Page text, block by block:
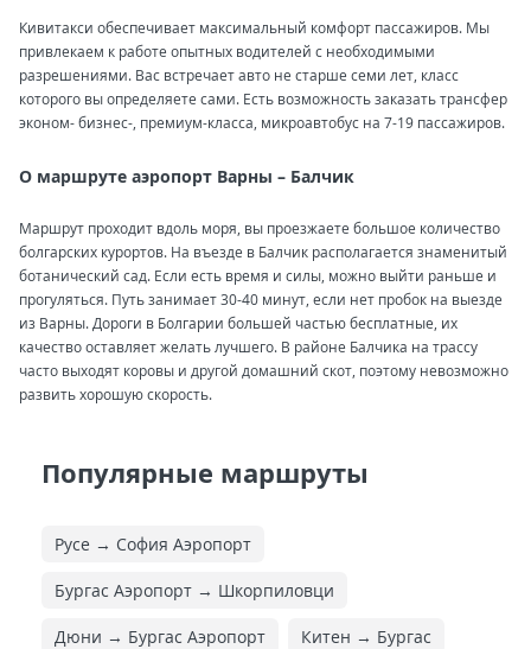
Кивитакси обеспечивает максимальный комфорт пассажиров. Мы
привлекаем к работе опытных водителей с необходимыми
разрешениями. Вас встречает авто не старше семи лет, класс
которого вы определяете сами. Есть возможность заказать трансфер
эконом- бизнес-, премиум-класса, микроавтобус на 7-19 пассажиров.
О маршруте аэропорт Варны – Балчик
Маршрут проходит вдоль моря, вы проезжаете большое количество
болгарских курортов. На въезде в Балчик располагается знаменитый
ботанический сад. Если есть время и силы, можно выйти раньше и
прогуляться. Путь занимает 30-40 минут, если нет пробок на выезде
из Варны. Дороги в Болгарии большей частью бесплатные, их
качество оставляет желать лучшего. В районе Балчика на трассу
часто выходят коровы и другой домашний скот, поэтому невозможно
развить хорошую скорость.
Популярные маршруты
Русе → София Аэропорт
Бургас Аэропорт → Шкорпиловци
Дюни → Бургас Аэропорт Китен → Бургас